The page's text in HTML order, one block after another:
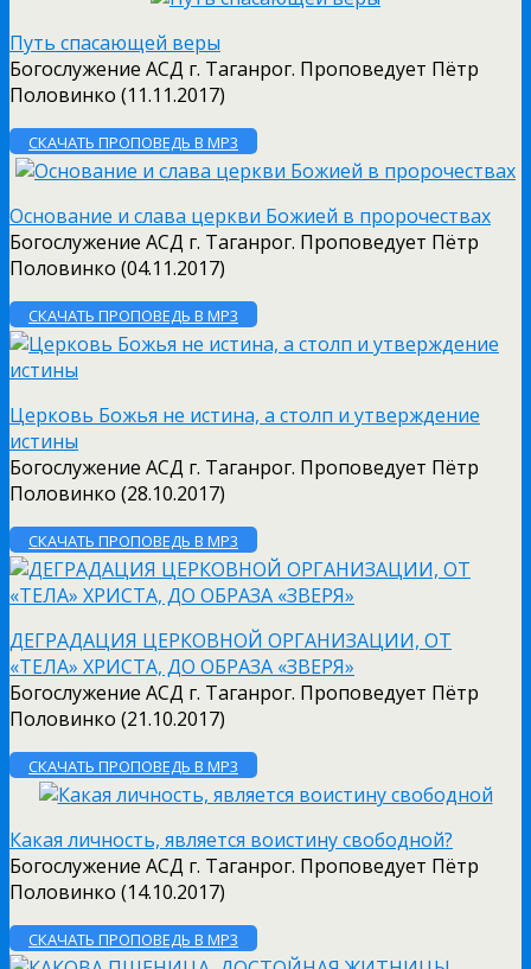
Путь спасающей веры
Богослужение АСД г. Таганрог. Проповедует Пётр
Половинко (11.11.2017)
СКАЧАТЬ ПРОПОВЕДЬ В MP3
Основание и слава церкви Божией в пророчествах
Богослужение АСД г. Таганрог. Проповедует Пётр
Половинко (04.11.2017)
СКАЧАТЬ ПРОПОВЕДЬ В MP3
Церковь Божья не истина, а столп и утверждение
истины
Богослужение АСД г. Таганрог. Проповедует Пётр
Половинко (28.10.2017)
СКАЧАТЬ ПРОПОВЕДЬ В MP3
ДЕГРАДАЦИЯ ЦЕРКОВНОЙ ОРГАНИЗАЦИИ, ОТ
«ТЕЛА» ХРИСТА, ДО ОБРАЗА «ЗВЕРЯ»
Богослужение АСД г. Таганрог. Проповедует Пётр
Половинко (21.10.2017)
СКАЧАТЬ ПРОПОВЕДЬ В MP3
Какая личность, является воистину свободной?
Богослужение АСД г. Таганрог. Проповедует Пётр
Половинко (14.10.2017)
СКАЧАТЬ ПРОПОВЕДЬ В MP3